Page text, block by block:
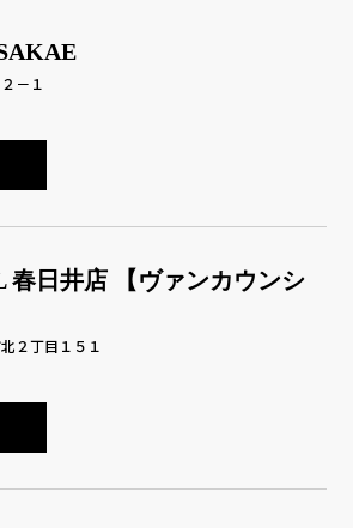
－１
春日井店 【ヴァンカウンシ
２丁目１５１